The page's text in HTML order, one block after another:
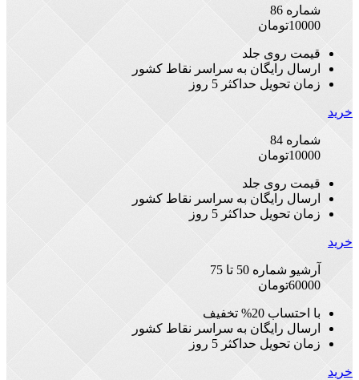
شماره 86
10000تومان
قیمت روی جلد
ارسال رایگان به سراسر نقاط کشور
زمان تحویل حداکثر 5 روز
خرید
شماره 84
10000تومان
قیمت روی جلد
ارسال رایگان به سراسر نقاط کشور
زمان تحویل حداکثر 5 روز
خرید
آرشیو شماره 50 تا 75
60000تومان
با احتساب 20% تخفیف
ارسال رایگان به سراسر نقاط کشور
زمان تحویل حداکثر 5 روز
خرید